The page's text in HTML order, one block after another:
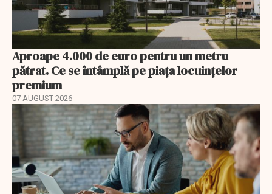
Aproape 4.000 de euro pentru un metru
pătrat. Ce se întâmplă pe piața locuințelor
premium
07 AUGUST 2026